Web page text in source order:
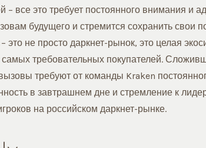
– все это требует постоянного внимания и
будущего и стремится сохранить свои
не просто даркнет-рынок, это целая
самых требовательных покупателей.
требуют от команды Kraken
в завтрашнем дне и стремление к
на российском даркнет-рынке.